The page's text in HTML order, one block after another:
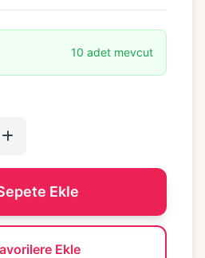
10 adet mevcut
Ekle
Ekle